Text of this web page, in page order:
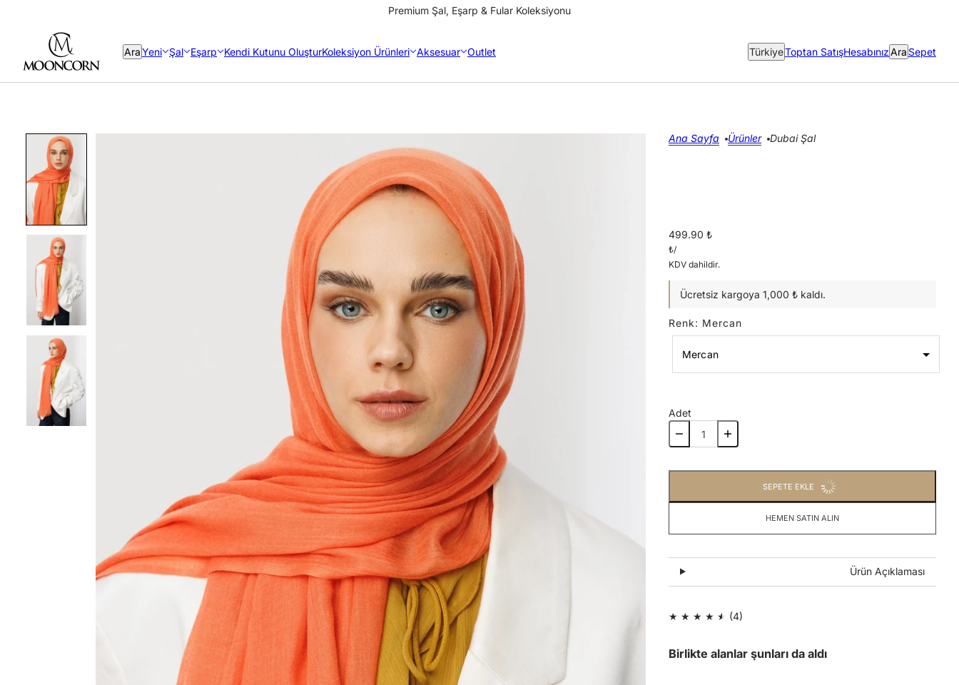
Premium Şal, Eşarp & Fular Koleksiyonu
AraYeni Şal Eşarp Kendi Kutunu OluşturKoleksiyon Ürünleri Aksesuar Outlet Ülke seçici
TürkiyeToptan SatışHesabınızAra Sepet
Ana Sayfa Ürünler Dubai Şal
499.90 ₺
₺/
KDV dahildir.
Ücretsiz kargoya 1,000 ₺ kaldı.
Renk: Mercan
Mercan
Mercan
Adet
SEPETE EKLE
HEMEN SATIN ALIN
Ürün Açıklaması
Birlikte alanlar şunları da aldı